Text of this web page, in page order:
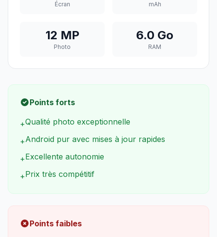
Écran mAh
12 MP
Photo
6.0 Go
RAM
Points forts
+Qualité photo exceptionnelle
+Android pur avec mises à jour rapides
+Excellente autonomie
+Prix très compétitif
Points faibles